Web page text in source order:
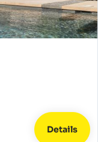
Details